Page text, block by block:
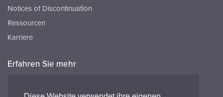
Notices of Discontinuation
Ressourcen
Karriere
Erfahren Sie mehr